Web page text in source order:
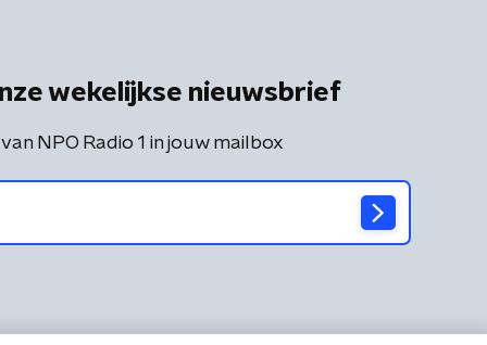
wekelijkse nieuwsbrief
NPO Radio 1 in jouw mailbox